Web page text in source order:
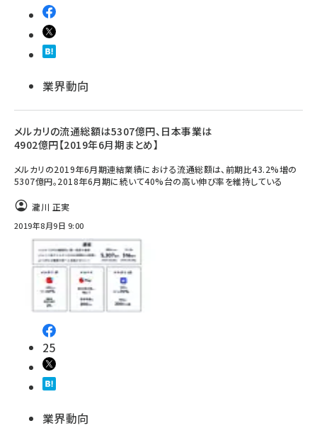
業界動向
メルカリの流通総額は5307億円、日本事業は
4902億円【2019年6月期まとめ】
メルカリの2019年6月期連結業績における流通総額は、前期比43.2%増の
5307億円。2018年6月期に続いて40%台の高い伸び率を維持している
瀧川 正実
2019年8月9日 9:00
25
業界動向